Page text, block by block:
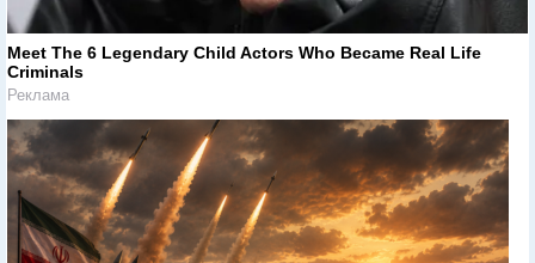
Meet The 6 Legendary Child Actors Who Became Real Life
Criminals
Реклама